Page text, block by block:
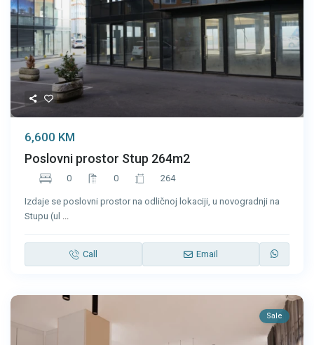
6,600 KM
Poslovni prostor Stup 264m2
0 0 264
Izdaje se poslovni prostor na odličnoj lokaciji, u novogradnji na
Stupu (ul ...
Call Email
Sale